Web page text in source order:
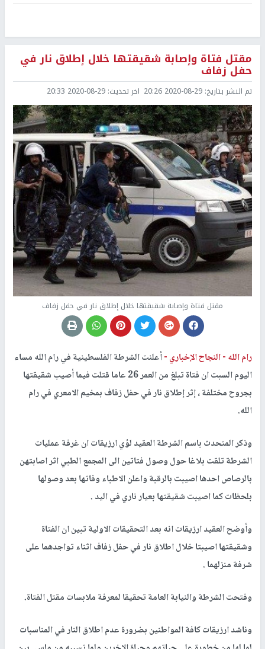
مقتل فتاة وإصابة شقيقتها خلال إطلاق نار في
حفل زفاف
تم النشر بتاريخ: 2020-08-29 20:26 اخر تحديث: 2020-08-29 20:33
مقتل فتاة وإصابة شقيقتها خلال إطلاق نار في حفل زفاف
رام الله -النجاح الإخباري -أعلنت الشرطة الفلسطينية في رام الله مساء
اليوم السبت ان فتاة تبلغ من العمر 26 عاما قتلت فيما أصيب شقيقتها
بجروح مختلفة ، إثر إطلاق نار في حفل زفاف بمخيم الامعري في رام
الله.
وذكر المتحدث باسم الشرطة العقيد لؤي ارزيقات ان غرفة عمليات
الشرطة تلقت بلاغا حول وصول فتاتين الى المجمع الطبي اثر اصابتهن
بالرصاص احدها اصيبت بالرقبة واعلن الاطباء وفاتها بعد وصولها
بلحظات كما اصيبت شقيقتها بعيار ناري في اليد .
وأوضح العقيد ارزيقات انه بعد التحقيقات الاولية تبين ان الفتاة
وشقيقتها اصيبتا خلال اطلاق نار في حفل زفاف اثناء تواجدهما على
شرفة منزلهما .
وفتحت الشرطة والنيابة العامة تحقيقا لمعرفة ملابسات مقتل الفتاة.
وناشد ارزيقات كافة المواطنين بضرورة عدم اطلاق النار في المناسبات